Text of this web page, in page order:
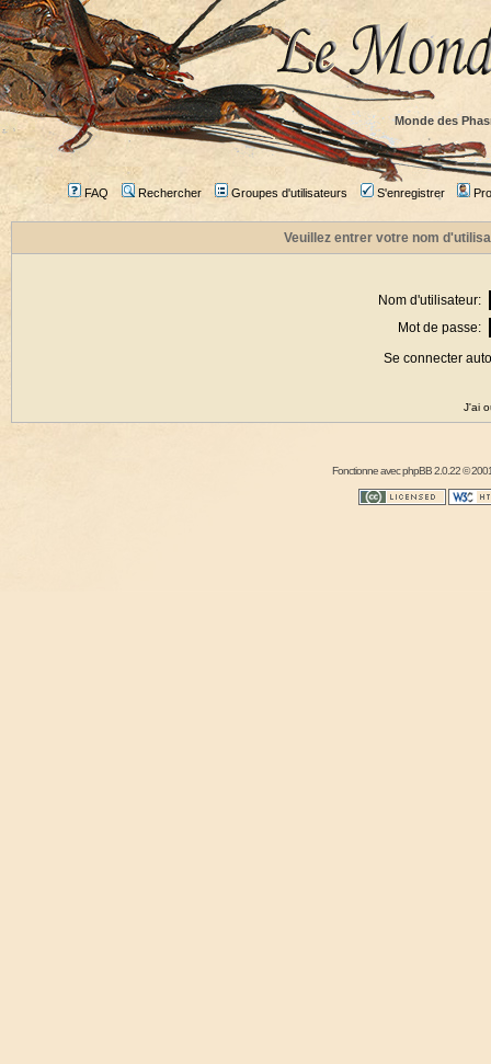
Monde des
FAQ Rechercher Groupes d'utilisateurs S'enregistrer
Veuillez entrer votre nom
Nom d'utilisateur:
Mot de passe:
Se connecter
J'ai
Fonctionne avecphpBB2.0.22 ©